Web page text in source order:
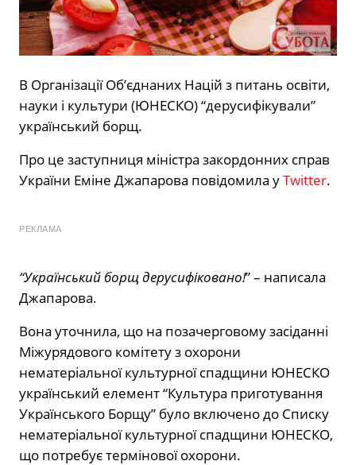
В Організації Об’єднаних Націй з питань освіти,
науки і культури (ЮНЕСКО) “дерусифікували”
український борщ.
Про це заступниця міністра закордонних справ
України Еміне Джапарова повідомила уTwitter.
РЕКЛАМА
“Український борщ дерусифіковано!” – написала
Джапарова.
Вона уточнила, що на позачерговому засіданні
Міжурядового комітету з охорони
нематеріальної культурної спадщини ЮНЕСКО
український елемент “Культура приготування
Українського Борщу” було включено до Списку
нематеріальної культурної спадщини ЮНЕСКО,
що потребує термінової охорони.